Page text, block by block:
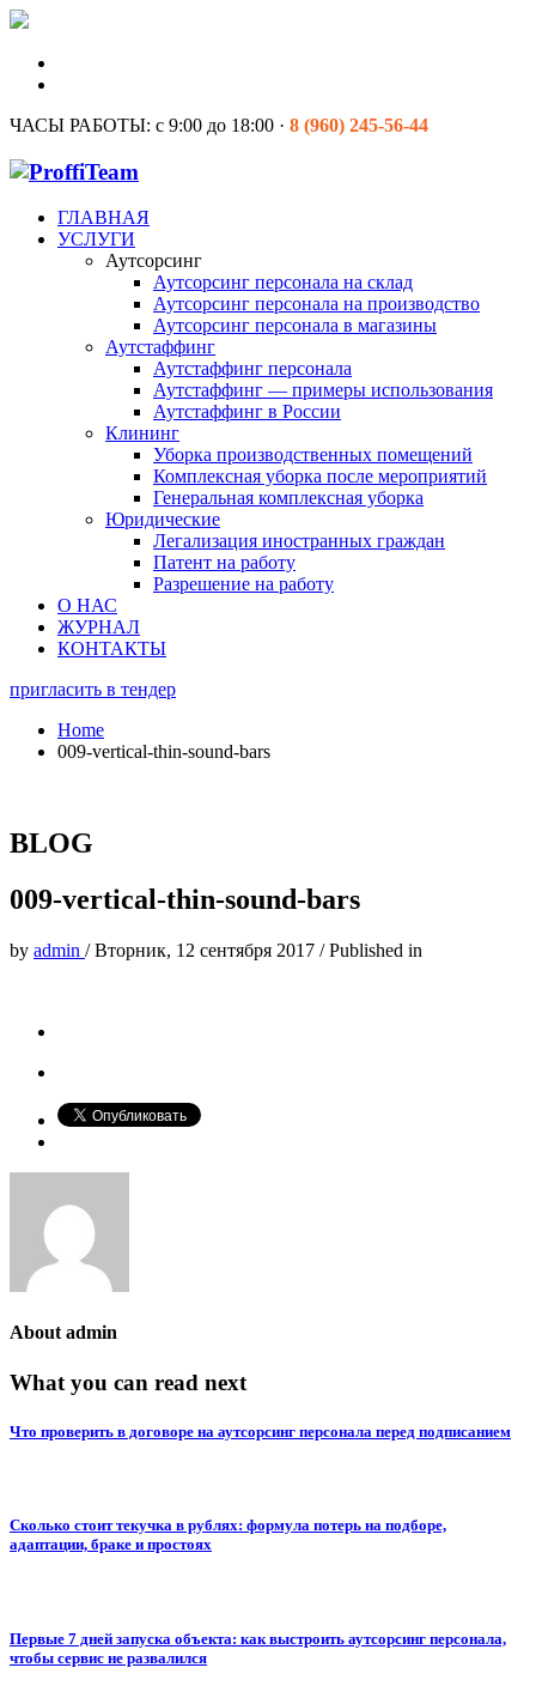
ЧАСЫ РАБОТЫ: с 9:00 до 18:00 · 8 (960) 245-56-44
ГЛАВНАЯ
УСЛУГИ
Аутсорсинг
Аутсорсинг персонала на склад
Аутсорсинг персонала на производство
Аутсорсинг персонала в магазины
Аутстаффинг
Аутстаффинг персонала
Аутстаффинг — примеры использования
Аутстаффинг в России
Клининг
Уборка производственных помещений
Комплексная уборка после мероприятий
Генеральная комплексная уборка
Юридические
Легализация иностранных граждан
Патент на работу
Разрешение на работу
О НАС
ЖУРНАЛ
КОНТАКТЫ
пригласить в тендер
Home
009-vertical-thin-sound-bars
BLOG
009-vertical-thin-sound-bars
by admin /Вторник, 12 сентября 2017 /Published in
Aboutadmin
What you can read next
Что проверить в договоре на аутсорсинг персонала перед подписанием
Сколько стоит текучка в рублях: формула потерь на подборе,
адаптации, браке и простоях
Первые 7 дней запуска объекта: как выстроить аутсорсинг персонала,
чтобы сервис не развалился